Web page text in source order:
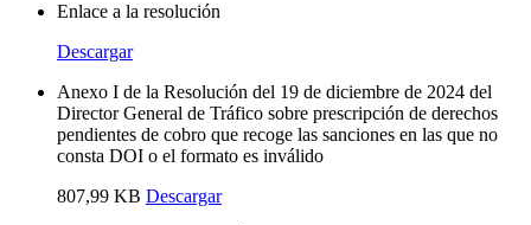
Enlace a la resolución
Descargar
Anexo I de la Resolución del 19 de diciembre de 2024 del
Director General de Tráfico sobre prescripción de derechos
pendientes de cobro que recoge las sanciones en las que no
consta DOI o el formato es inválido
807,99 KB Descargar